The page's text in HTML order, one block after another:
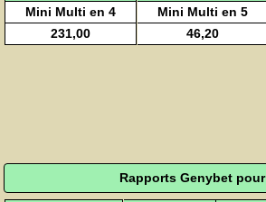
Mini Multi en 4
Mini Multi en 5
231,00
46,20
Rapports Genybet pour